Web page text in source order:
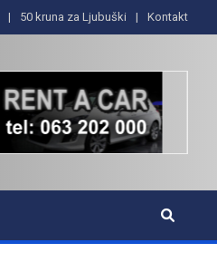
50 kruna za Ljubuški Kontakt